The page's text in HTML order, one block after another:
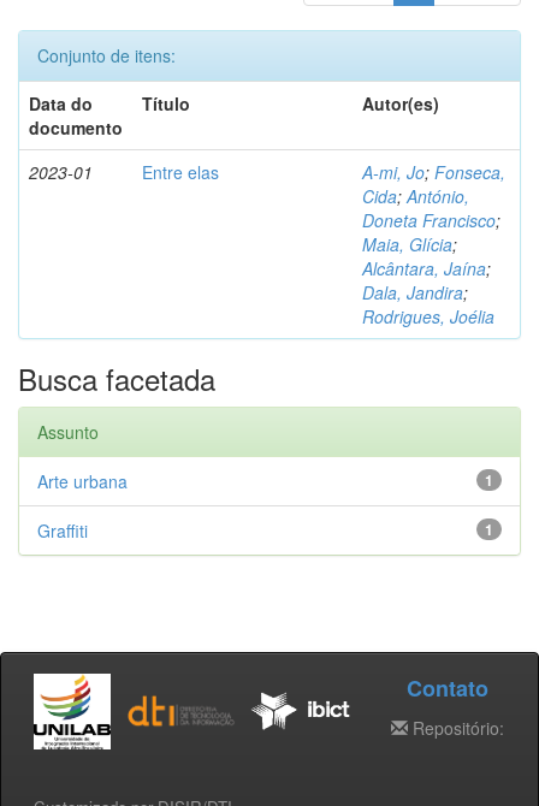
Conjunto de itens:
Data do
documento
Título Autor(es)
2023-01 Entre elas A-mi, Jo; Fonseca,
Cida;António,
Doneta Francisco;
Maia, Glícia;
Alcântara, Jaína;
Dala, Jandira;
Rodrigues, Joélia
Busca facetada
Assunto
1
Arte urbana
1
Graffiti
Contato
Repositório: